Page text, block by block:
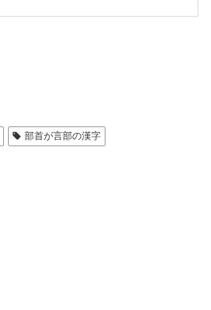
部首が言部の漢字